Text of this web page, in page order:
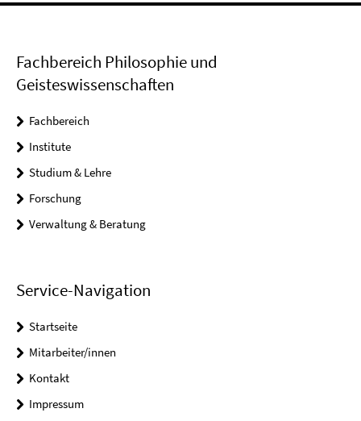
Fachbereich Philosophie und
Geisteswissenschaften
Fachbereich
Institute
Studium & Lehre
Forschung
Verwaltung & Beratung
Service-Navigation
Startseite
Mitarbeiter/innen
Kontakt
Impressum